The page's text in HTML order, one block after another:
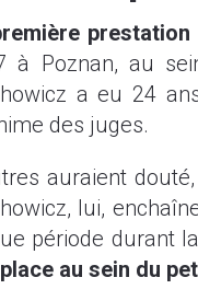
à Poznan, au
a eu 24
des juges.
auraient
lui,
période durant
au sein du